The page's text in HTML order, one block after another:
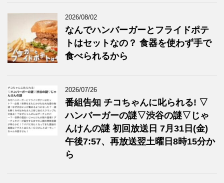
2026/08/02
なんでハンバーガーとフライドポテ
トはセットなの？ 食器を使わず手で
食べられるから
2026/07/26
番組告知 チコちゃんに叱られる! ▽
ハンバーガーの謎▽渋谷の謎▽じゃ
んけんの謎 初回放送日 7月31日(金)
午後7:57、再放送翌土曜日8時15分か
ら